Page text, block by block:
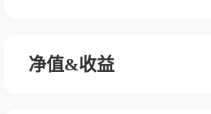
净值&收益